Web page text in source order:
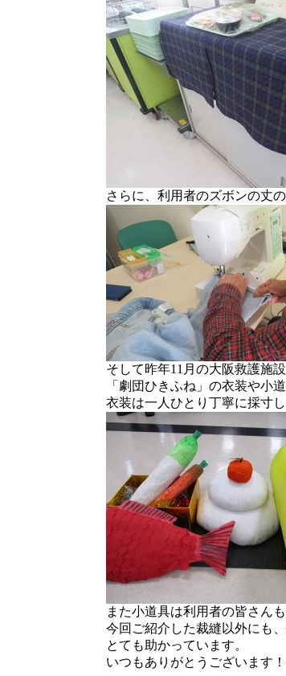
さらに、利用者のズボンの丈
そして昨年11月の大阪救護施
「劇団ひきふね」の衣装や小
衣装は一人ひとり丁寧に採寸
また小道具は利用者の皆さん
今回ご紹介した裁縫以外にも
とても助かっています。
いつもありがとうございます